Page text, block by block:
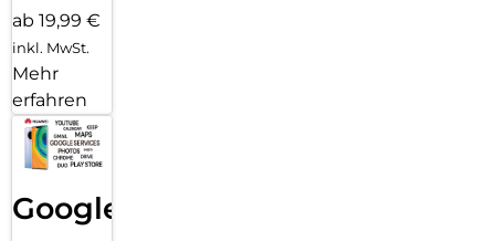
ab 19,99 €
inkl. MwSt.
Mehr
erfahren
Google